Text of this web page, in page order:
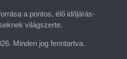
a pontos, élő időjárás-
világszerte.
Minden jog fenntartva.